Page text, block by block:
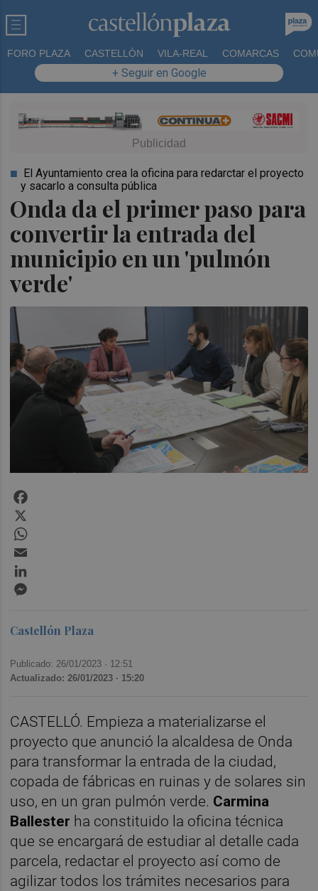
FORO PLAZA CASTELLÓN VILA-REAL COMARCAS
+ Seguir en Google
Onda da el primer paso para
convertir la entrada del
municipio en un 'pulmón
verde'
El Ayuntamiento crea la oficina para redarctar el proyecto
y sacarlo a consulta pública
Castellón Plaza
Publicado: 26/01/2023 · 12:51
Actualizado: 26/01/2023 · 15:20
CASTELLÓ. Empieza a materializarse el
proyecto que anunció la alcaldesa de Onda
para transformar la entrada de la ciudad,
copada de fábricas en ruinas y de solares sin
uso, en un gran pulmón verde. Carmina
Ballester ha constituido la oficina técnica
que se encargará de estudiar al detalle cada
parcela, redactar el proyecto así como de
agilizar todos los trámites necesarios para